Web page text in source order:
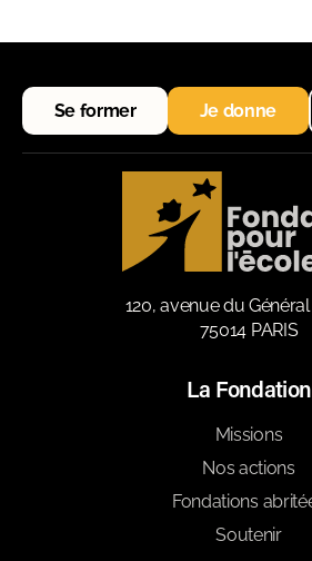
Se former Je donne
120, avenue du
75014 PARIS
La Fondation
Missions
Nos actions
Fondations
Soutenir